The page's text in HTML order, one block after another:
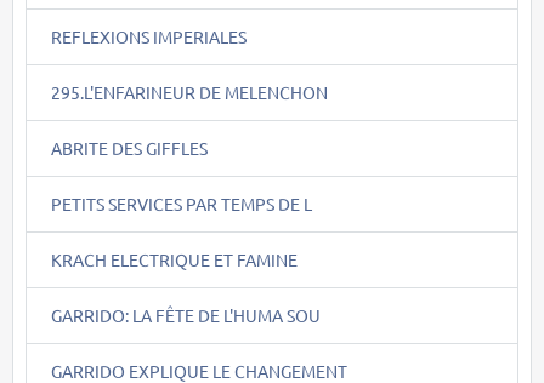
REFLEXIONS IMPERIALES
295.L'ENFARINEUR DE MELENCHON
ABRITE DES GIFFLES
PETITS SERVICES PAR TEMPS DE L
KRACH ELECTRIQUE ET FAMINE
GARRIDO: LA FÊTE DE L'HUMA SOU
GARRIDO EXPLIQUE LE CHANGEMENT